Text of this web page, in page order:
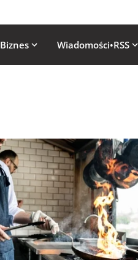
Biznes Wiadomości•RSS